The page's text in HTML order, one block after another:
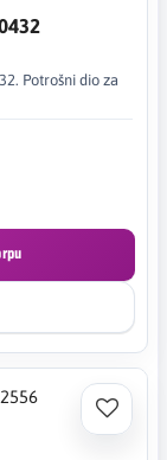
Potrošni dio za